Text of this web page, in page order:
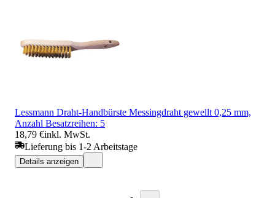
Lessmann Draht-Handbürste Messingdraht gewellt 0,25 mm,
Anzahl Besatzreihen: 5
18,79 €inkl. MwSt.
Lieferung bis 1-2 Arbeitstage
Details anzeigen